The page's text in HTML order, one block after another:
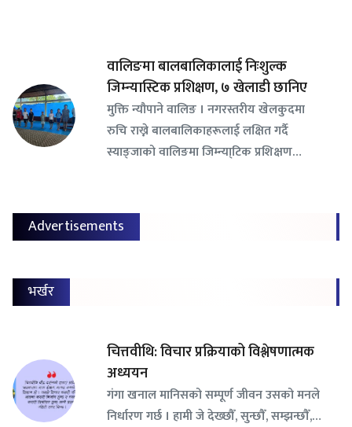
वालिङमा बालबालिकालाई निःशुल्क
जिम्न्यास्टिक प्रशिक्षण, ७ खेलाडी छानिए
​मुक्ति न्यौपाने वालिङ । नगरस्तरीय खेलकुदमा
रुचि राख्ने बालबालिकाहरूलाई लक्षित गर्दै
स्याङ्जाको वालिङमा जिम्न्या्टिक प्रशिक्षण…
Advertisements
भर्खर
चित्तवीथि: विचार प्रक्रियाको विश्लेषणात्मक
अध्ययन
गंगा खनाल मानिसको सम्पूर्ण जीवन उसको मनले
निर्धारण गर्छ । हामी जे देख्छौँ, सुन्छौँ, सम्झन्छौँ,…